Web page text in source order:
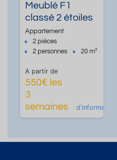
Meublé F1
classé 2 étoiles
Appartement
2 pièces
2 personnes
20 m²
A partir de
550€ les
3
semaines
d'informations